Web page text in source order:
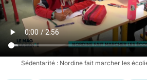
Sédentarité : Nordine fait marcher les